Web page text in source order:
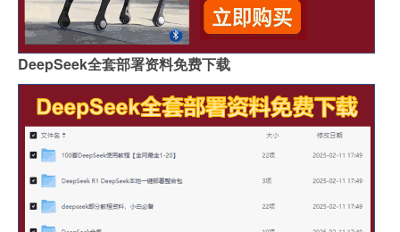
DeepSeek全套部署资料免费下载